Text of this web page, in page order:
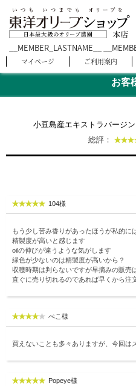
__MEMBER_LASTNAME__
マイページ ご利用案内
お客
小豆島産エキストラバージ
総評：
104様
もう少し苦み香りがあったほうが私的に
精製度が高いと感じます
oilの伸びが違うような気がします
緑色が少ないのは精製度が高いから？
収穫時期は判らないですが早摘みの販売
直ぐに売り切れるのであれば早くから注
ぺこ様
買えないことも多々ありますが、今回は
Popeye様